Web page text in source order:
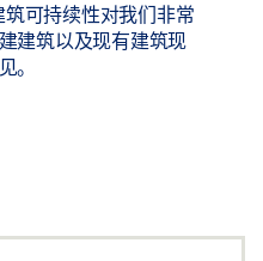
可持续性对我们非常
建筑以及现有建筑现
。